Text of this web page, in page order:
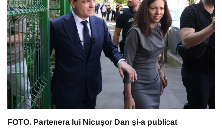
FOTO. Partenera lui Nicușor Dan și-a publicat